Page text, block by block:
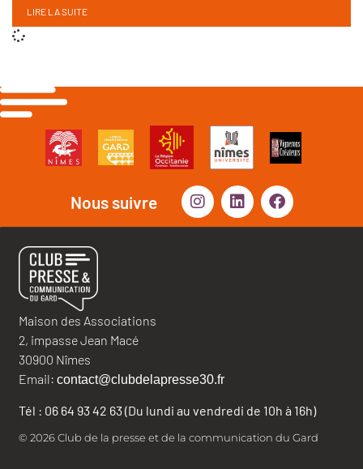
LIRE LA SUITE
Nous suivre
Maison des Associations
2, impasse Jean Macé
30900 Nîmes
Email: contact@clubdelapresse30.fr
Tél : 06 64 93 42 63 (Du lundi au vendredi de 10h à 16h)
© 2026 Club de la presse et de la communication du Gard